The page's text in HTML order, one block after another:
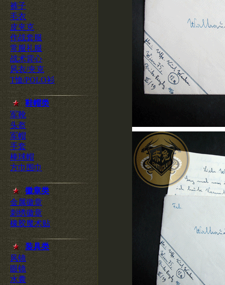
裤子
毛衣
皮夹克
作战套服
常服礼服
战术背心
风衣/夹克
T恤/POLO衫
鞋帽类
军靴
头盔
军帽
手套
棒球帽
方巾围巾
徽章类
金属徽章
刺绣徽章
橡胶魔术贴
装具类
风镜
眼镜
水囊